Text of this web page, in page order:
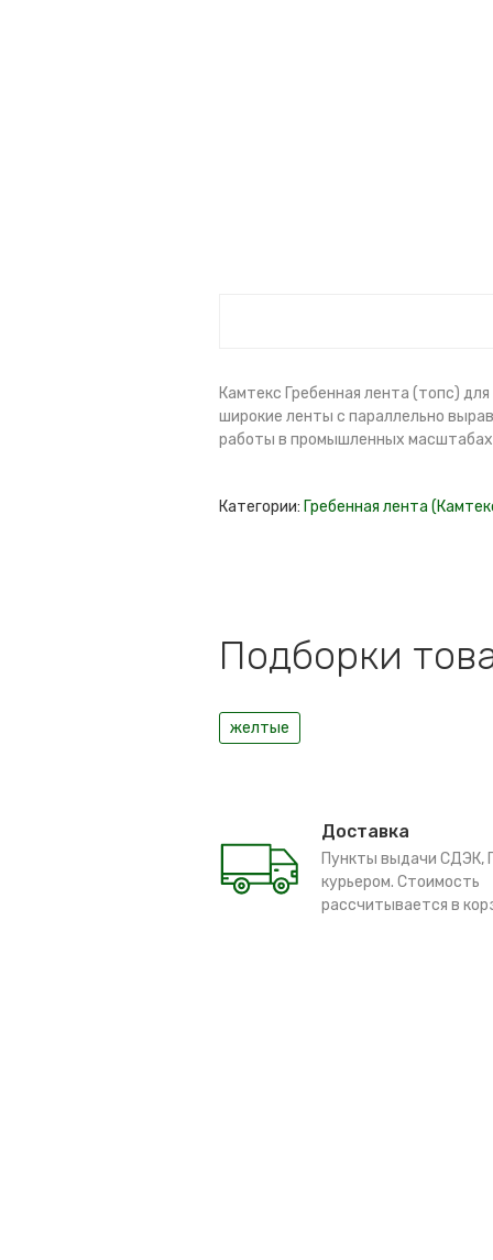
Камтекс Гребенная лента (топс)
широкие ленты с параллельно
работы в промышленных
Категории: Гребенная лента
Подборки
желтые
Доставка
Пункты выдачи СДЭК,
курьером. Стоимость
рассчитывается в